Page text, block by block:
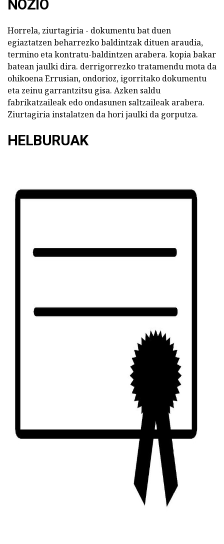
NOZIO
Horrela, ziurtagiria - dokumentu bat duen
egiaztatzen beharrezko baldintzak dituen araudia,
termino eta kontratu-baldintzen arabera. kopia bakar
batean jaulki dira. derrigorrezko tratamendu mota da
ohikoena Errusian, ondorioz, igorritako dokumentu
eta zeinu garrantzitsu gisa. Azken saldu
fabrikatzaileak edo ondasunen saltzaileak arabera.
Ziurtagiria instalatzen da hori jaulki da gorputza.
HELBURUAK